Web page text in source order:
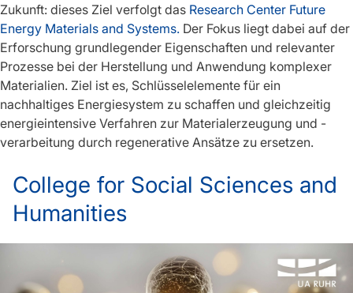
Zukunft: dieses Ziel verfolgt das Research Center Future
Energy Materials and Systems. Der Fokus liegt dabei auf der
Erforschung grundlegender Eigenschaften und relevanter
Prozesse bei der Herstellung und Anwendung komplexer
Materialien. Ziel ist es, Schlüsselelemente für ein
nachhaltiges Energiesystem zu schaffen und gleichzeitig
energieintensive Verfahren zur Materialerzeugung und -
verarbeitung durch regenerative Ansätze zu ersetzen.
College for Social Sciences and
Humanities